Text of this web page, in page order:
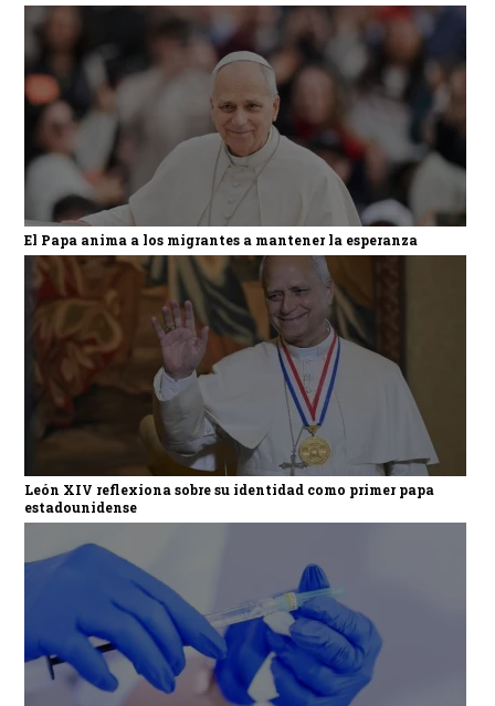
El Papa anima a los migrantes a mantener la esperanza
León XIV reflexiona sobre su identidad como primer papa
estadounidense